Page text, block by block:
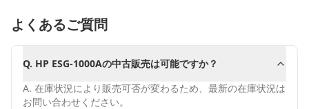
よくあるご質問
Q. HP ESG-1000Aの中古販売は可能ですか？
A. 在庫状況により販売可否が変わるため、最新の在庫状況は
お問い合わせください。